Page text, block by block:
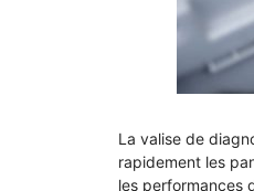
La valise de
rapidement les
les performances